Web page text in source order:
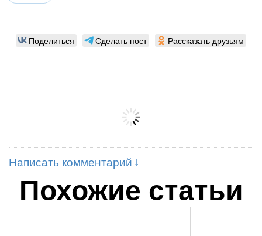
Поделиться Сделать пост Рассказать друзьям
Написать комментарий
Похожие статьи